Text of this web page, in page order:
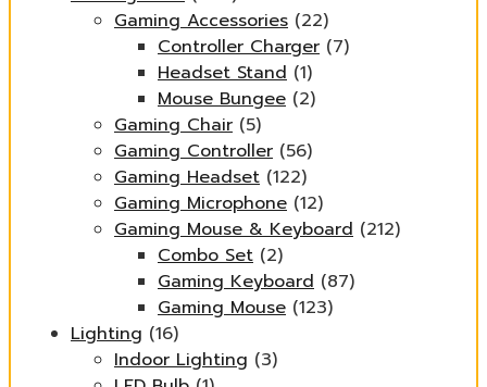
Gaming Accessories (22)
Controller Charger (7)
Headset Stand (1)
Mouse Bungee (2)
Gaming Chair (5)
Gaming Controller (56)
Gaming Headset (122)
Gaming Microphone (12)
Gaming Mouse & Keyboard (212)
Combo Set (2)
Gaming Keyboard (87)
Gaming Mouse (123)
Lighting (16)
Indoor Lighting (3)